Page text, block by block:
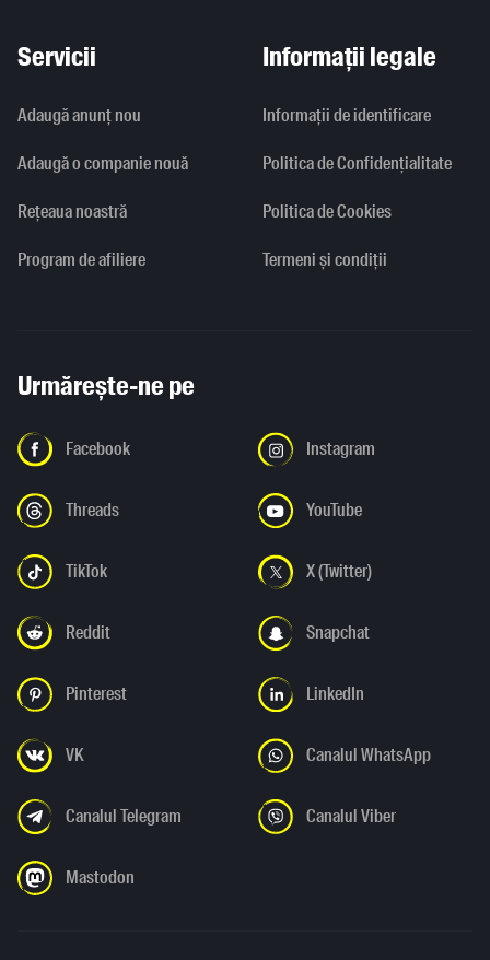
Servicii
Adaugă anunț nou
Adaugă o companie nouă
Rețeaua noastră
Program de afiliere
Informații legale
Informaţii de identificare
Politica de Confidențialitate
Politica de Cookies
Termeni și condiții
Urmărește-ne pe
Facebook Instagram
Threads YouTube
TikTok X (Twitter)
Reddit Snapchat
Pinterest LinkedIn
VK Canalul WhatsApp
Canalul Telegram Canalul Viber
Mastodon